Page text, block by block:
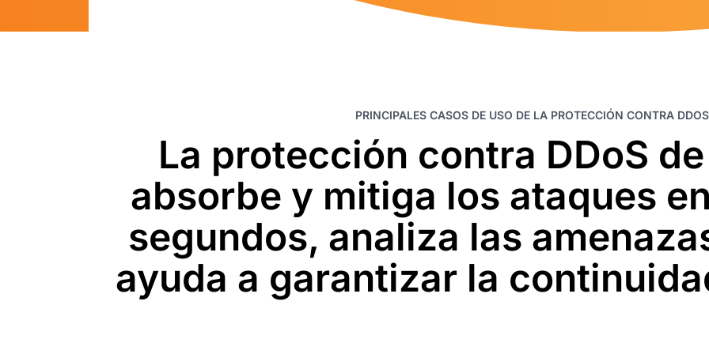
PRINCIPALES CASOS DE USO DE LA PROTECCIÓN CONTRA DDOS
La protección contra DDoS
absorbe y mitiga los ataques
segundos, analiza las
ayuda a garantizar la